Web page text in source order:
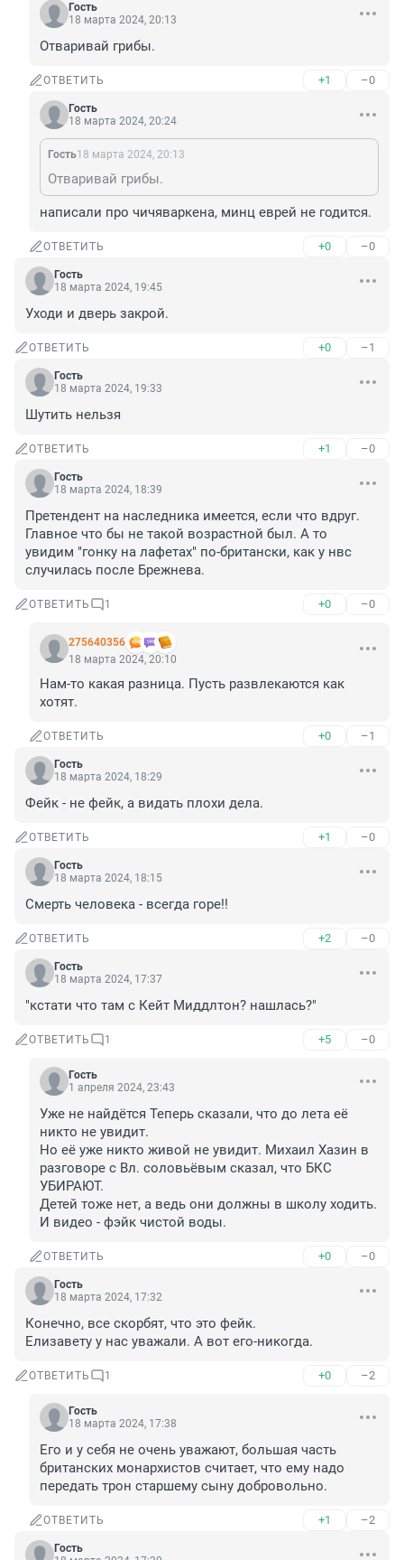
Гость
18 марта 2024, 20:13
Отваривай грибы.
ОТВЕТИТЬ +1 –0
Гость
18 марта 2024, 20:24
Гость18 марта 2024, 20:13
Отваривай грибы.
написали про чичяваркена, минц еврей не годится.
ОТВЕТИТЬ +0 –0
Гость
18 марта 2024, 19:45
Уходи и дверь закрой.
ОТВЕТИТЬ +0 –1
Гость
18 марта 2024, 19:33
Шутить нельзя
ОТВЕТИТЬ +1 –0
Гость
18 марта 2024, 18:39
Претендент на наследника имеется, если что вдруг.
Главное что бы не такой возрастной был. А то
увидим "гонку на лафетах" по-британски, как у нвс
случилась после Брежнева.
ОТВЕТИТЬ 1 +0 –0
275640356
18 марта 2024, 20:10
Нам-то какая разница. Пусть развлекаются как
хотят.
ОТВЕТИТЬ +0 –1
Гость
18 марта 2024, 18:29
Фейк - не фейк, а видать плохи дела.
ОТВЕТИТЬ +1 –0
Гость
18 марта 2024, 18:15
Смерть человека - всегда горе!!
ОТВЕТИТЬ +2 –0
Гость
18 марта 2024, 17:37
"кстати что там с Кейт Миддлтон? нашлась?"
ОТВЕТИТЬ 1 +5 –0
Гость
1 апреля 2024, 23:43
Уже не найдётся Теперь сказали, что до лета её
никто не увидит.
Но её уже никто живой не увидит. Михаил Хазин в
разговоре с Вл. соловьёвым сказал, что БКС
УБИРАЮТ.
Детей тоже нет, а ведь они должны в школу ходить.
И видео - фэйк чистой воды.
ОТВЕТИТЬ +0 –0
Гость
18 марта 2024, 17:32
Конечно, все скорбят, что это фейк.
Елизавету у нас уважали. А вот его-никогда.
ОТВЕТИТЬ 1 +0 –2
Гость
18 марта 2024, 17:38
Его и у себя не очень уважают, большая часть
британских монархистов считает, что ему надо
передать трон старшему сыну добровольно.
ОТВЕТИТЬ +1 –2
Гость